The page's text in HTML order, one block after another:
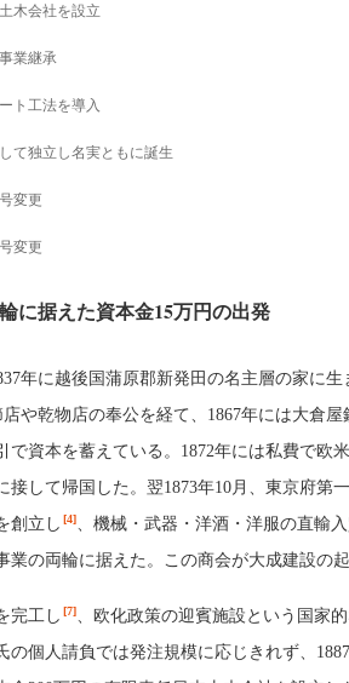
木会社を設立
業継承
ト工法を導入
て独立し名実ともに誕生
変更
変更
に据えた資本金15万円の出発
年に越後国蒲原郡新発田の名主層の家に生
や乾物店の奉公を経て、1867年には大倉屋
で資本を蓄えている。1872年には私費で欧
接して帰国した。翌1873年10月、東京府第
創立し [4]、機械・武器・洋酒・洋服の直輸
業の両輪に据えた。この商会が大成建設の
完工し [7]、欧化政策の迎賓施設という国家
の個人請負では発注規模に応じきれず、